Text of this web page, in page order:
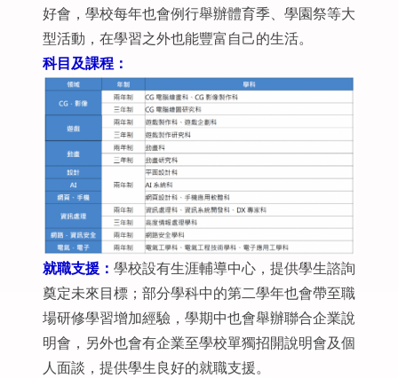
好會，學校每年也會例行舉辦體育季、學園祭等大
型活動，在學習之外也能豐富自己的生活。
科目及課程：
就職支援： 學校設有生涯輔導中心，提供學生諮詢
奠定未來目標；部分學科中的第二學年也會帶至職
場研修學習增加經驗，學期中也會舉辦聯合企業說
明會，另外也會有企業至學校單獨招開說明會及個
人面談，提供學生良好的就職支援。